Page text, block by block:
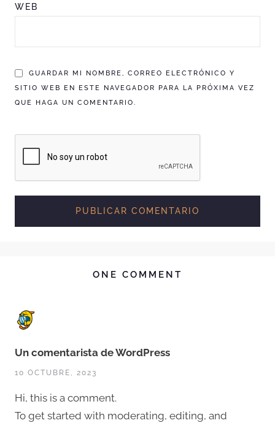
WEB
GUARDAR MI NOMBRE, CORREO ELECTRÓNICO Y
SITIO WEB EN ESTE NAVEGADOR PARA LA PRÓXIMA VEZ
QUE HAGA UN COMENTARIO.
ONE COMMENT
Un comentarista de WordPress
10 OCTUBRE, 2023
Hi, this is a comment.
To get started with moderating, editing, and